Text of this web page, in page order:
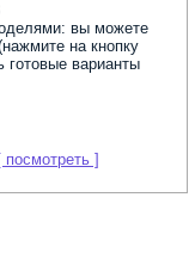
вы можете
на кнопку
готовые варианты
[ посмотреть ]